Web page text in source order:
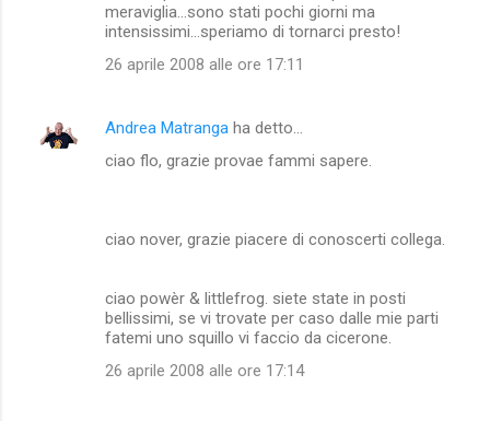
meraviglia...sono stati pochi giorni ma
intensissimi...speriamo di tornarci presto!
26 aprile 2008 alle ore 17:11
Andrea Matranga ha detto…
ciao flo, grazie provae fammi sapere.
ciao nover, grazie piacere di conoscerti collega.
ciao powèr & littlefrog. siete state in posti
bellissimi, se vi trovate per caso dalle mie parti
fatemi uno squillo vi faccio da cicerone.
26 aprile 2008 alle ore 17:14